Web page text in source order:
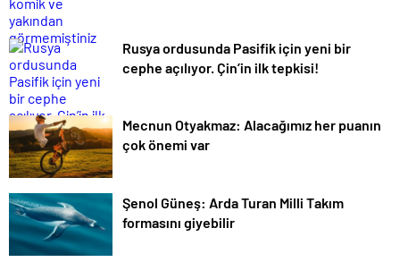
Rusya ordusunda Pasifik için yeni bir
cephe açılıyor. Çin’in ilk tepkisi!
Mecnun Otyakmaz: Alacağımız her puanın
çok önemi var
Şenol Güneş: Arda Turan Milli Takım
formasını giyebilir